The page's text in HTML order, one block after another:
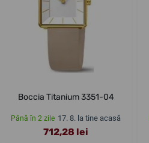
Boccia Titanium 3351-04
Până în 2 zile 17. 8. la tine acasă
712,28 lei